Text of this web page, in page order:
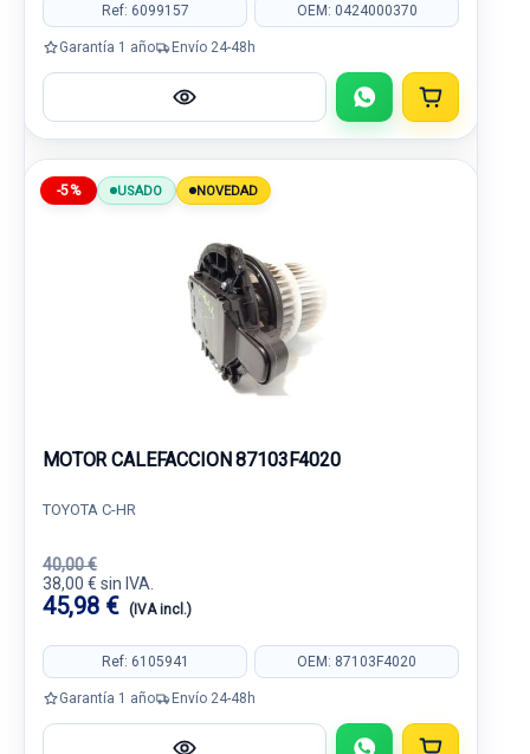
Ref: 6099157 OEM: 0424000370
Garantía 1 año Envío 24-48h
-5% USADO NOVEDAD
MOTOR CALEFACCION 87103F4020
TOYOTA C-HR
40,00 €
38,00 € sin IVA.
45,98 € (IVA incl.)
Ref: 6105941 OEM: 87103F4020
Garantía 1 año Envío 24-48h